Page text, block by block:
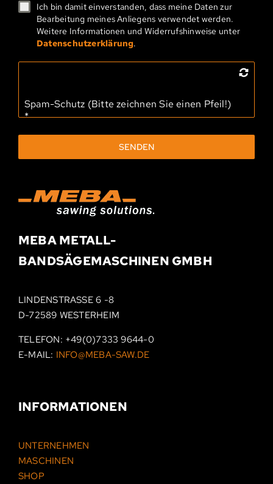
Ich bin damit einverstanden, dass meine Daten zur
Bearbeitung meines Anliegens verwendet werden.
Weitere Informationen und Widerrufshinweise unter
Datenschutzerklärung.
Spam-Schutz (Bitte zeichnen Sie einen Pfeil!)
*
SENDEN
MEBA METALL­-
BAND­SÄGEMASCHINEN GMBH
LINDENSTRASSE 6 -8
D-72589 WESTERHEIM
TELEFON: +49(0)7333 9644-0
E-MAIL: INFO@MEBA-SAW.DE
INFORMATIONEN
UNTERNEHMEN
MASCHINEN
SHOP